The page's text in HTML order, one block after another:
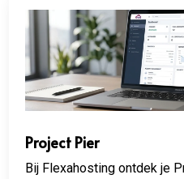
Project Pier
Bij Flexahosting ontdek je